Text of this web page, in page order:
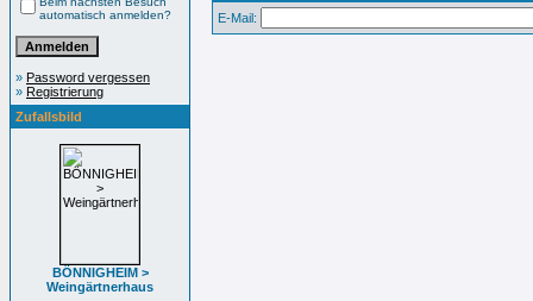
automatisch anmelden?
» Password vergessen
» Registrierung
Zufallsbild
BÖNNIGHEIM >
Weingärtnerhaus
E-Mail: